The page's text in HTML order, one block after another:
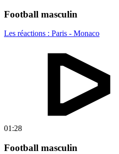
Football masculin
Les réactions : Paris - Monaco
01:28
Football masculin